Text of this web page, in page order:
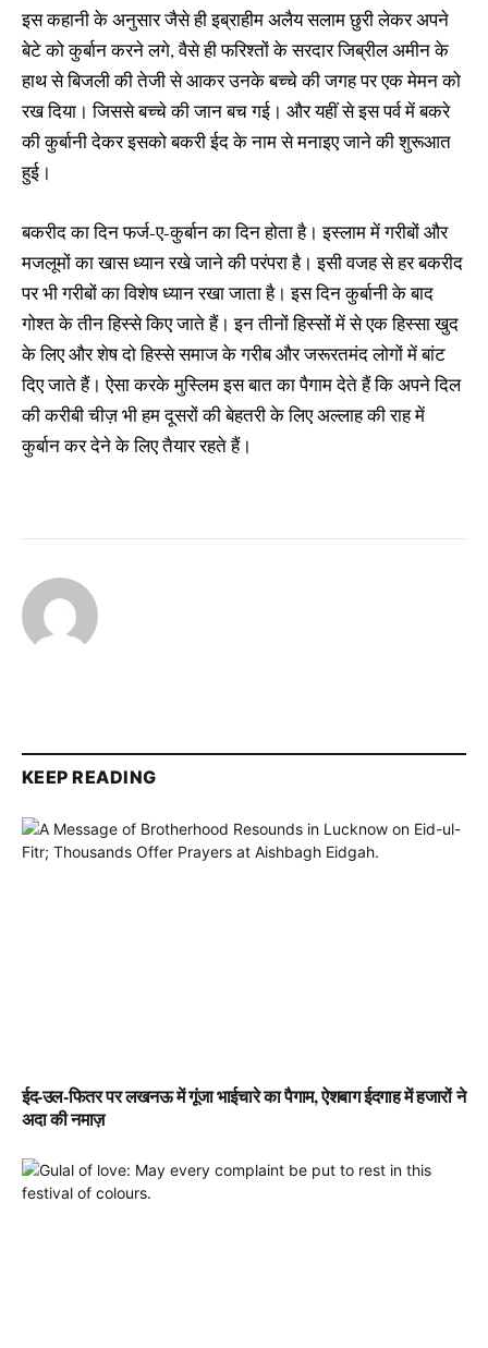
इस कहानी के अनुसार जैसे ही इब्राहीम अलैय सलाम छुरी लेकर अपने
बेटे को कुर्बान करने लगे, वैसे ही फरिश्तों के सरदार जिब्रील अमीन के
हाथ से बिजली की तेजी से आकर उनके बच्चे की जगह पर एक मेमन को
रख दिया। जिससे बच्चे की जान बच गई। और यहीं से इस पर्व में बकरे
की कुर्बानी देकर इसको बकरी ईद के नाम से मनाइए जाने की शुरूआत
हुई।
बकरीद का दिन फर्ज-ए-कुर्बान का दिन होता है। इस्लाम में गरीबों और
मजलूमों का खास ध्यान रखे जाने की परंपरा है। इसी वजह से हर बकरीद
पर भी गरीबों का विशेष ध्यान रखा जाता है। इस दिन कुर्बानी के बाद
गोश्त के तीन हिस्से किए जाते हैं। इन तीनों हिस्सों में से एक हिस्सा खुद
के लिए और शेष दो हिस्से समाज के गरीब और जरूरतमंद लोगों में बांट
दिए जाते हैं। ऐसा करके मुस्लिम इस बात का पैगाम देते हैं कि अपने दिल
की करीबी चीज़ भी हम दूसरों की बेहतरी के लिए अल्लाह की राह में
कुर्बान कर देने के लिए तैयार रहते हैं।
KEEP READING
ईद-उल-फितर पर लखनऊ में गूंजा भाईचारे का पैगाम, ऐशबाग ईदगाह में हजारों ने
अदा की नमाज़